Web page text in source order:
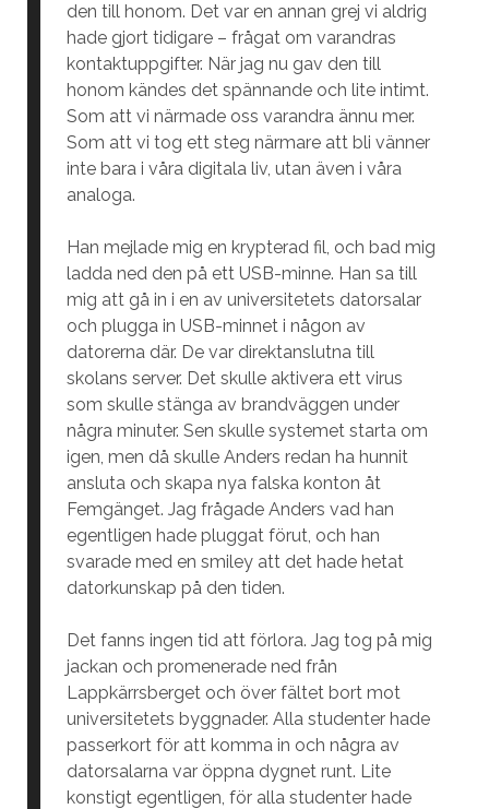
den till honom. Det var en annan grej vi aldrig
hade gjort tidigare – frågat om varandras
kontaktuppgifter. När jag nu gav den till
honom kändes det spännande och lite intimt.
Som att vi närmade oss varandra ännu mer.
Som att vi tog ett steg närmare att bli vänner
inte bara i våra digitala liv, utan även i våra
analoga.
Han mejlade mig en krypterad fil, och bad mig
ladda ned den på ett USB-minne. Han sa till
mig att gå in i en av universitetets datorsalar
och plugga in USB-minnet i någon av
datorerna där. De var direktanslutna till
skolans server. Det skulle aktivera ett virus
som skulle stänga av brandväggen under
några minuter. Sen skulle systemet starta om
igen, men då skulle Anders redan ha hunnit
ansluta och skapa nya falska konton åt
Femgänget. Jag frågade Anders vad han
egentligen hade pluggat förut, och han
svarade med en smiley att det hade hetat
datorkunskap på den tiden.
Det fanns ingen tid att förlora. Jag tog på mig
jackan och promenerade ned från
Lappkärrsberget och över fältet bort mot
universitetets byggnader. Alla studenter hade
passerkort för att komma in och några av
datorsalarna var öppna dygnet runt. Lite
konstigt egentligen, för alla studenter hade